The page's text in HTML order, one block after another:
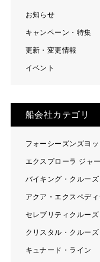
お知らせ
キャンペーン・特集
更新・変更情報
イベント
船会社カテゴリ
フォーシーズンズヨッ
エクスプローラ ジャ
バイキング・クルーズ
アクア・エクスペデ
セレブリティクルーズ
クリスタル・クルーズ
キュナード・ライン